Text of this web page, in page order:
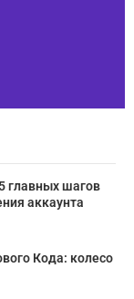
главных шагов
аккаунта
Кода: колесо